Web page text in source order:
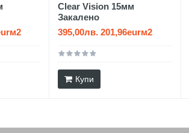
Clear Vision 15мм
Закалено
395,00лв. 201,96eurм2
Купи